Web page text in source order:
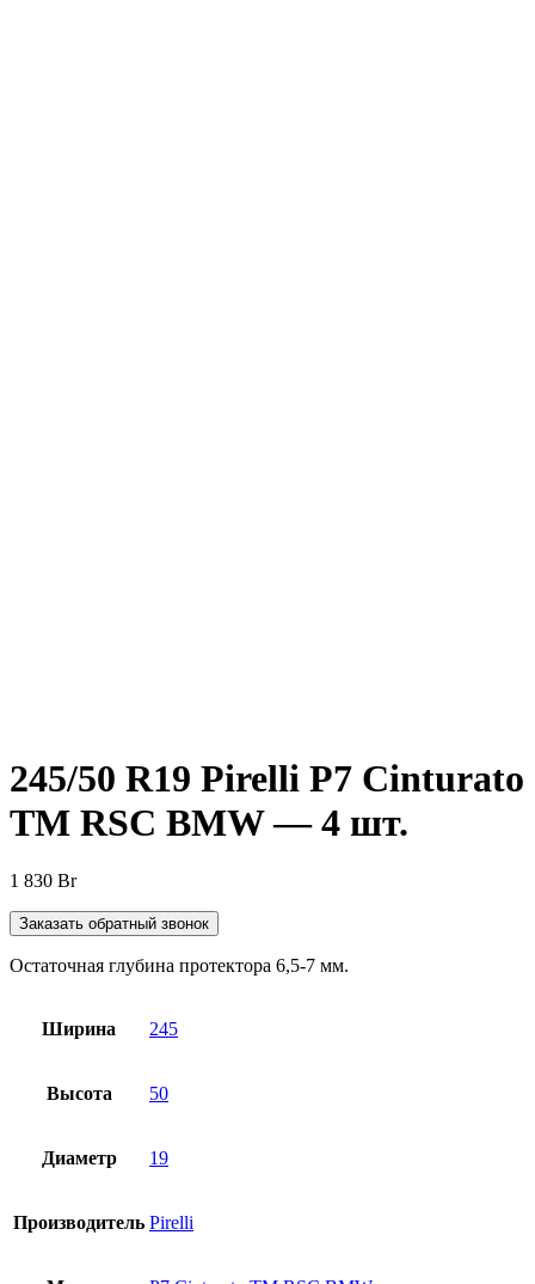
245/50 R19 Pirelli P7 Cinturato
TM RSC BMW — 4 шт.
1 830 Br
Заказать обратный звонок
Остаточная глубина протектора 6,5-7 мм.
Ширина 245
Высота 50
Диаметр 19
Производитель Pirelli